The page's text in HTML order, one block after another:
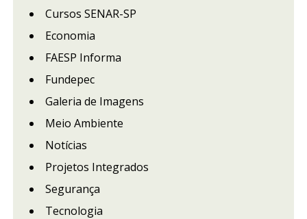
Cursos SENAR-SP
Economia
FAESP Informa
Fundepec
Galeria de Imagens
Meio Ambiente
Notícias
Projetos Integrados
Segurança
Tecnologia